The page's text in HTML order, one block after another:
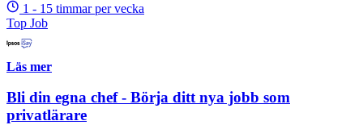
1 - 15 timmar per vecka
Top Job
Läs mer
Bli din egna chef - Börja ditt nya jobb som
privatlärare